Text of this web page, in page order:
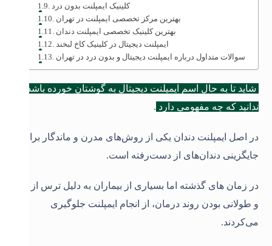
کلینیک ایمپلنت بدون درد
بهترین مرکز تخصصی ایمپلنت در تهران
بهترین کلینیک تخصصی ایمپلنت دندان
ایمپلنت دیجیتال در کلینیک کاخ لبخند
سوالات متداول درباره ایمپلنت دیجیتال و بدون درد در تهران
شاید تا به حال اسم ایمپلنت دیجیتال به گوشتان خورده باشد و
ندانید که چه مفهومی دارد .
در اصل ایمپلنت دندان یکی از روش‌های مدرن و ماندگار برای
جایگزینی دندان‌های از دست‌رفته است.
در زمان های گذشته اما بسیاری از بیماران به دلیل ترس از درد
و طولانی بودن روند درمان، از انجام ایمپلنت جلوگیری
می‌کردند.